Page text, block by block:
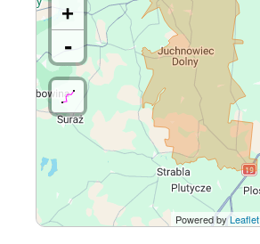
+
-
Powered byLeaflet